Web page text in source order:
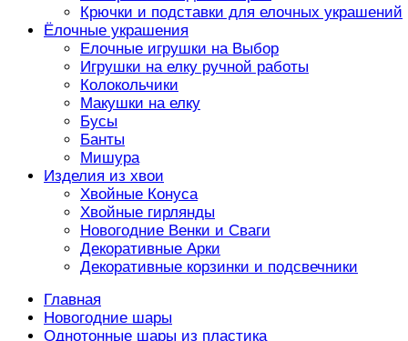
Крючки и подставки для елочных украшений
Ёлочные украшения
Елочные игрушки на Выбор
Игрушки на елку ручной работы
Колокольчики
Макушки на елку
Бусы
Банты
Мишура
Изделия из хвои
Хвойные Конуса
Хвойные гирлянды
Новогодние Венки и Сваги
Декоративные Арки
Декоративные корзинки и подсвечники
Главная
Новогодние шары
Однотонные шары из пластика